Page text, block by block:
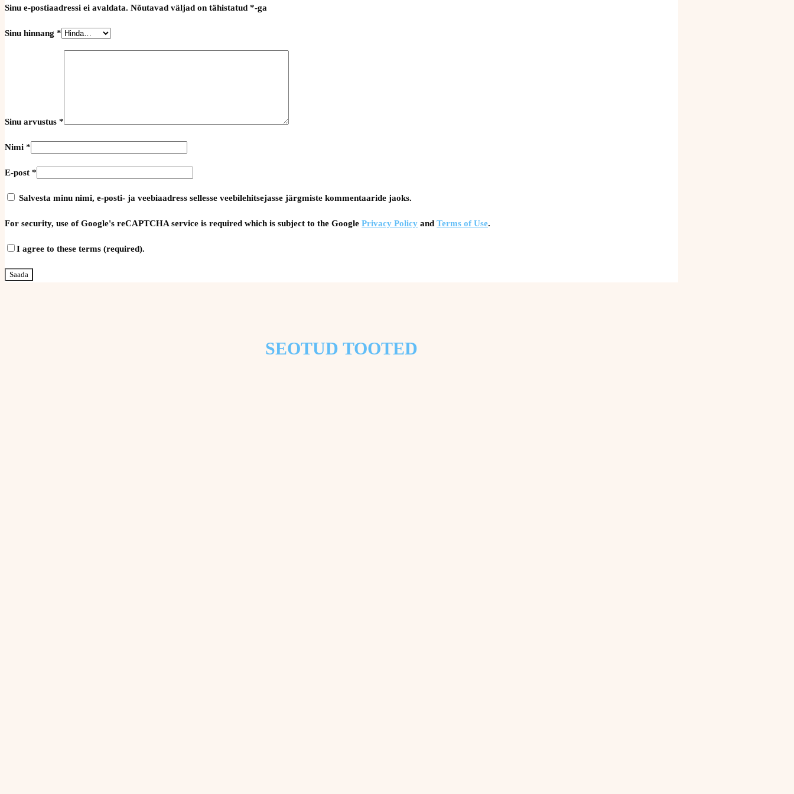
Sinu e-postiaadressi ei avaldata. Nõutavad väljad on tähistatud *-ga
Sinu hinnang *
Sinu arvustus *
Nimi *
E-post *
Salvesta minu nimi, e-posti- ja veebiaadress sellesse veebilehitsejasse järgmiste kommentaaride jaoks.
For security, use of Google's reCAPTCHA service is required which is subject to the Google Privacy Policy and Terms of Use.
I agree to these terms (required).
SEOTUD TOOTED